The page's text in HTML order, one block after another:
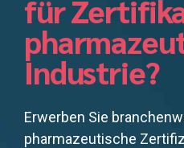
für
Industrie?
Erwerben Sie
pharmazeutische